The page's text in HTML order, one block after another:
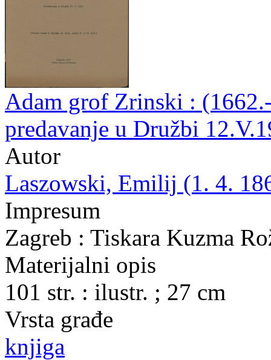
Adam grof Zrinski :
predavanje u Družbi
Autor
Laszowski, Emilij (1. 4.
Impresum
Zagreb : Tiskara Kuzma
Materijalni opis
101 str. : ilustr. ; 27 cm
Vrsta građe
knjiga